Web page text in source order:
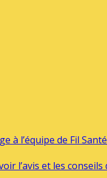
à l’équipe de Fil
l’avis et les